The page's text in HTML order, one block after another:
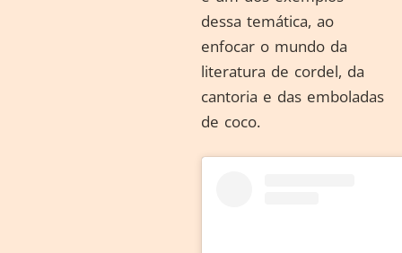
dessa temática, ao
enfocar o mundo da
literatura de cordel, da
cantoria e das emboladas
de coco.